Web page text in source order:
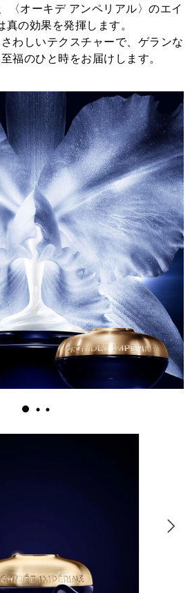
〈オーキデ アンペリアル〉のエイ
真の効果を発揮します。
わしいテクスチャーで、ゲランな
福のひと時をお届けします。